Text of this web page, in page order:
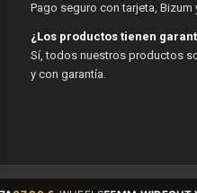
Pago seguro con tarjeta, Bizum
¿Los productos tienen
Sí, todos nuestros productos
y con garantía.
© Copyright - State BCN - 2026